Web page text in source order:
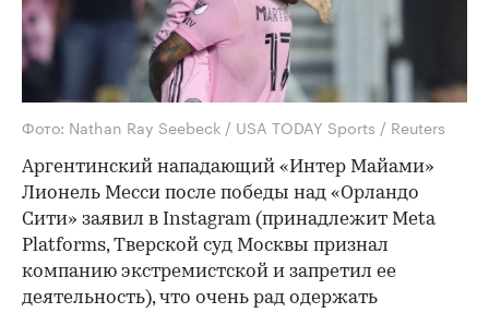
Фото: Nathan Ray Seebeck / USA TODAY Sports / Reuters
Аргентинский нападающий «Интер Майами»
Лионель Месси после победы над «Орландо
Сити» заявил в Instagram (принадлежит Meta
Platforms, Тверской суд Москвы признал
компанию экстремистской и запретил ее
деятельность), что очень рад одержать